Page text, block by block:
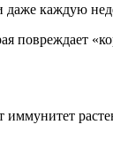
даже каждую
повреждает